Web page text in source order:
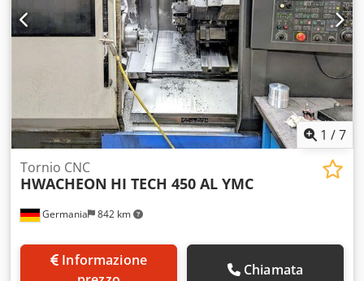
1 /7
Germania 842 km
Tornio CNC
HWACHEON HI TECH 450 AL YMC
Chiamata